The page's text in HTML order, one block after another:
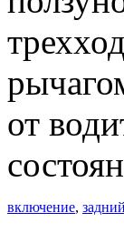
от
включение, задний